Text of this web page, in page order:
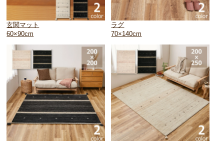
玄関マット
60×90cm
ラグ
70×140cm